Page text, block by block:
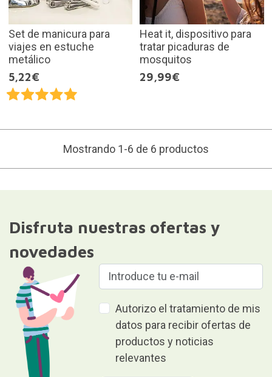
Set de manicura para
viajes en estuche
metálico
5,22€
Heat it, dispositivo para
tratar picaduras de
mosquitos
29,99€
Mostrando 1-6 de 6 productos
Disfruta nuestras ofertas y
novedades
Autorizo el tratamiento de mis
datos para recibir ofertas de
productos y noticias
relevantes